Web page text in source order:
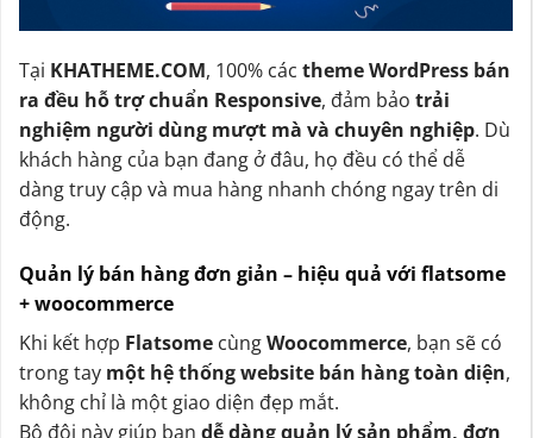
Tại KHATHEME.COM, 100% các theme WordPress bán
ra đều hỗ trợ chuẩn Responsive, đảm bảo trải
nghiệm người dùng mượt mà và chuyên nghiệp. Dù
khách hàng của bạn đang ở đâu, họ đều có thể dễ
dàng truy cập và mua hàng nhanh chóng ngay trên di
động.
Quản lý bán hàng đơn giản – hiệu quả với flatsome
+ woocommerce
Khi kết hợp Flatsome cùngWoocommerce, bạn sẽ có
trong tay một hệ thống website bán hàng toàn diện,
không chỉ là một giao diện đẹp mắt.
Bộ đôi này giúp bạn dễ dàng quản lý sản phẩm, đơn